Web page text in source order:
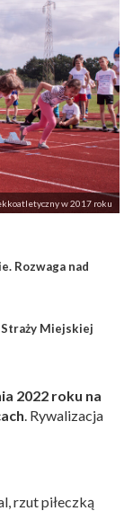
w 2017 roku
Rozwaga nad
Miejskiej
2022 roku na
. Rywalizacja
rzut piłeczką